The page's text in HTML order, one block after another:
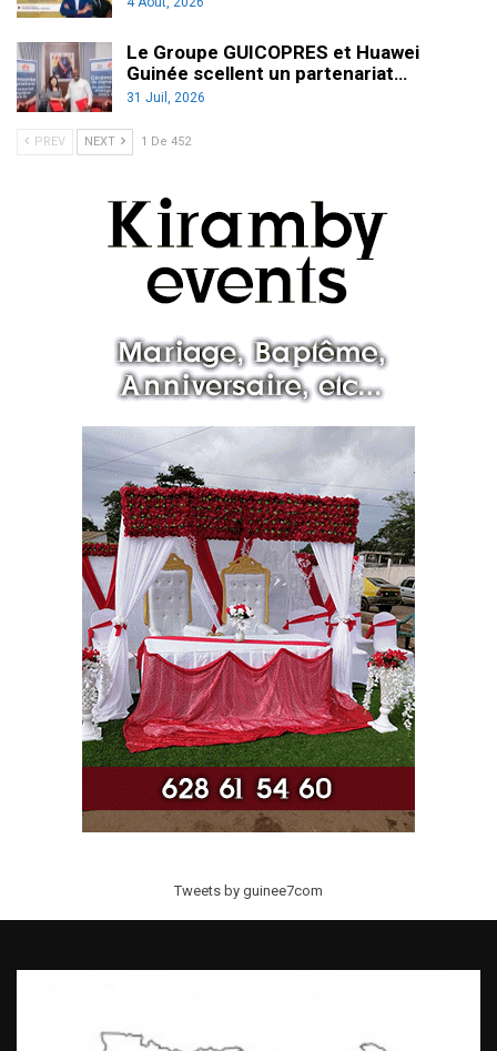
Le Groupe GUICOPRES et Huawei
Guinée scellent un partenariat…
31 Juil, 2026
PREV NEXT 1 De 452
Tweets by guinee7com